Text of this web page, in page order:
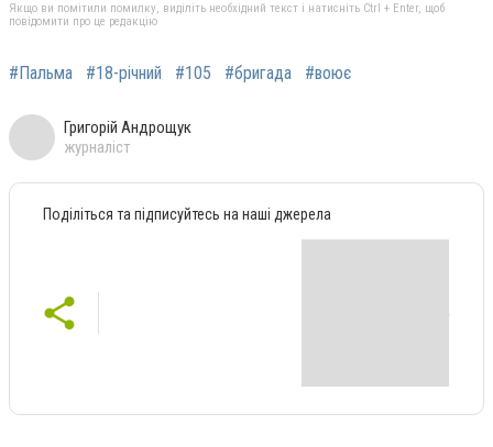
Якщо ви помітили помилку, виділіть необхідний текст і натисніть Ctrl + Enter, щоб
повідомити про це редакцію
#Пальма #18-річний #105 #бригада #воює
Григорій Андрощук
журналіст
Поділіться та підписуйтесь на наші джерела